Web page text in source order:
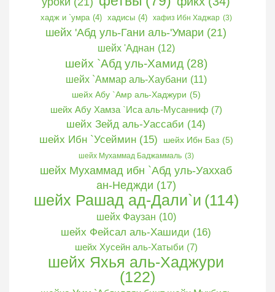
хадж и `умра (4) хадисы (4) хафиз Ибн Хаджар (3)
шейх 'Абд уль-Гани аль-'Умари (21)
шейх 'Аднан (12)
шейх `Абд уль-Хамид (28)
шейх `Аммар аль-Хаубани (11)
шейх Абу `Амр аль-Хаджури (5)
шейх Абу Хамза `Иса аль-Мусанниф (7)
шейх Зейд аль-Уассаби (14)
шейх Ибн `Усеймин (15) шейх Ибн Баз (5)
шейх Мухаммад Баджаммаль (3)
шейх Мухаммад ибн `Абд уль-Уаххаб
ан-Неджди (17)
шейх Рашад ад-Дали`и (114)
шейх Фаузан (10)
шейх Фейсал аль-Хашиди (16)
шейх Хусейн аль-Хатыби (7)
шейх Яхья аль-Хаджури
(122)